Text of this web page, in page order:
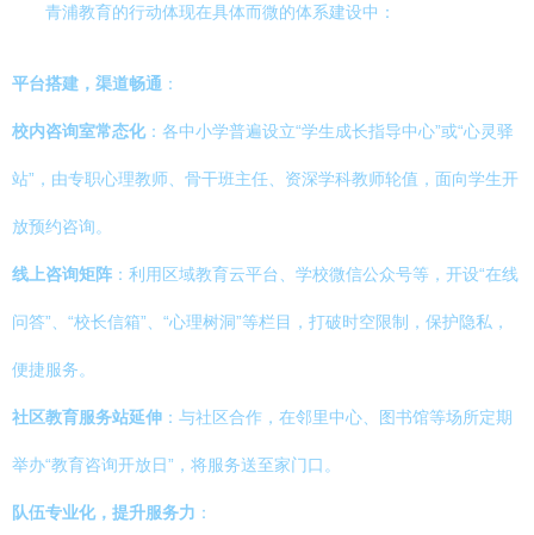
青浦教育的行动体现在具体而微的体系建设中：
平台搭建，渠道畅通 ：
校内咨询室常态化：各中小学普遍设立“学生成长指导中心”或“心灵驿
站”，由专职心理教师、骨干班主任、资深学科教师轮值，面向学生开
放预约咨询。
线上咨询矩阵 ：利用区域教育云平台、学校微信公众号等，开设“在线
问答”、“校长信箱”、“心理树洞”等栏目，打破时空限制，保护隐私，
便捷服务。
社区教育服务站延伸 ：与社区合作，在邻里中心、图书馆等场所定期
举办“教育咨询开放日”，将服务送至家门口。
队伍专业化，提升服务力 ：